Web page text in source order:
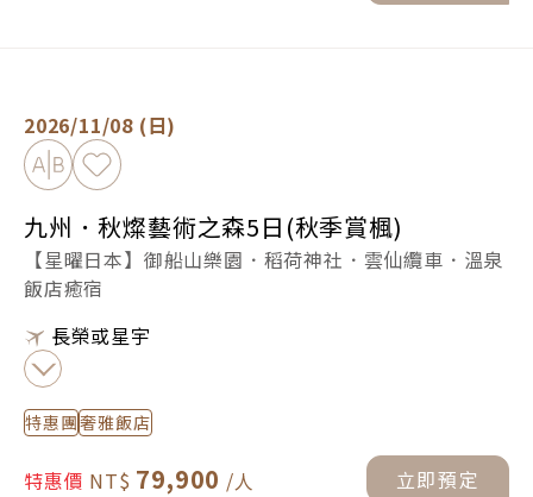
2026/11/08 (日)
加入比較加入最愛
九州．秋燦藝術之森5日(秋季賞楓)
【星曜日本】御船山樂園．稻荷神社．雲仙纜車．溫泉
飯店癒宿
長榮或星宇
特惠團奢雅飯店
特惠價 79,900 立即預定